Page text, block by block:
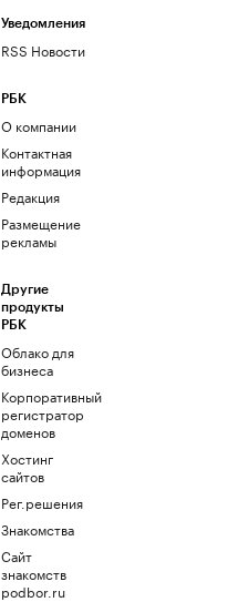
Уведомления
RSS Новости
РБК
О компании
Контактная
информация
Редакция
Размещение
рекламы
Другие
продукты
РБК
Облако для
бизнеса
Корпоративный
регистратор
доменов
Хостинг
сайтов
Рег.решения
Знакомства
Сайт
знакомств
podbor.ru